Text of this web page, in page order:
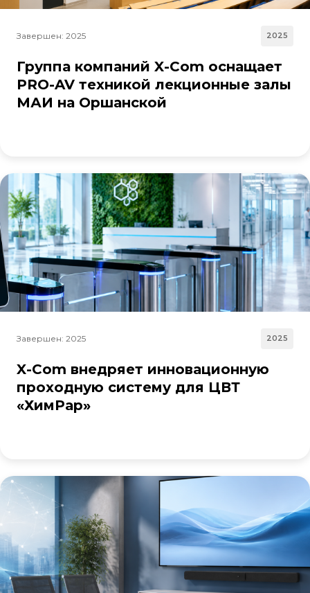
Завершен: 2025 2025
Группа компаний X-Com оснащает
PRO-AV техникой лекционные залы
МАИ на Оршанской
Завершен: 2025 2025
X-Com внедряет инновационную
проходную систему для ЦВТ
«ХимРар»